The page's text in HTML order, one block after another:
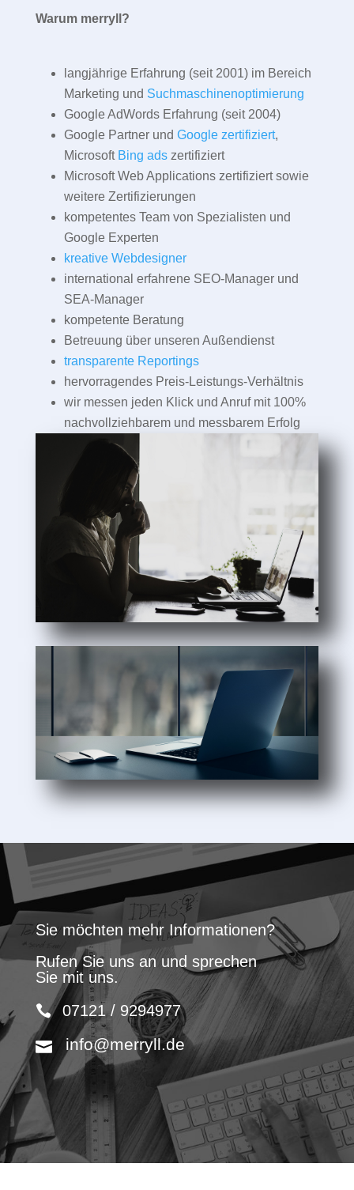
Warum merryll?
langjährige Erfahrung (seit 2001) im Bereich
Marketing und Suchmaschinenoptimierung
Google AdWords Erfahrung (seit 2004)
Google Partner und Google zertifiziert,
Microsoft Bing adszertifiziert
Microsoft Web Applications zertifiziert sowie
weitere Zertifizierungen
kompetentes Team von Spezialisten und
Google Experten
kreative Webdesigner
international erfahrene SEO-Manager und
SEA-Manager
kompetente Beratung
Betreuung über unseren Außendienst
transparente Reportings
hervorragendes Preis-Leistungs-Verhältnis
wir messen jeden Klick und Anruf mit 100%
nachvollziehbarem und messbarem Erfolg
Sie möchten mehr Informationen?
Rufen Sie uns an und sprechen
Sie mit uns.
07121 / 9294977
info@merryll.de